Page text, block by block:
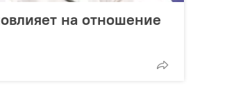
на отношение